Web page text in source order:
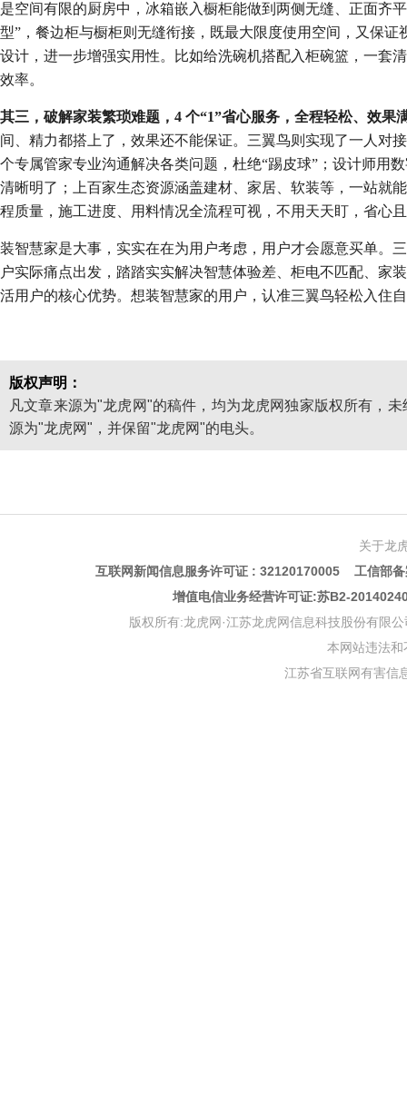
是空间有限的厨房中，冰箱嵌入橱柜能做到两侧无缝、正面齐
型”，餐边柜与橱柜则无缝衔接，既最大限度使用空间，又保
设计，进一步增强实用性。比如给洗碗机搭配入柜碗篮，一套
效率。
其三，破解家装繁琐难题，4 个“1”省心服务，全程轻松、效果
间、精力都搭上了，效果还不能保证。三翼鸟则实现了一人对
个专属管家专业沟通解决各类问题，杜绝“踢皮球”；设计师用
清晰明了；上百家生态资源涵盖建材、家居、软装等，一站就
程质量，施工进度、用料情况全流程可视，不用天天盯，省心
装智慧家是大事，实实在在为用户考虑，用户才会愿意买单。
户实际痛点出发，踏踏实实解决智慧体验差、柜电不匹配、家
活用户的核心优势。想装智慧家的用户，认准三翼鸟轻松入住
版权声明：
凡文章来源为"龙虎网"的稿件，均为龙虎网独家版权所有，
源为"龙虎网"，并保留"龙虎网"的电头。
关于龙
互联网新闻信息服务许可证 : 32120170005 工信部
增值电信业务经营许可证:苏B2-
版权所有:龙虎网·江苏龙虎网信息科技股份有限
本网站违法
江苏省互联网有害